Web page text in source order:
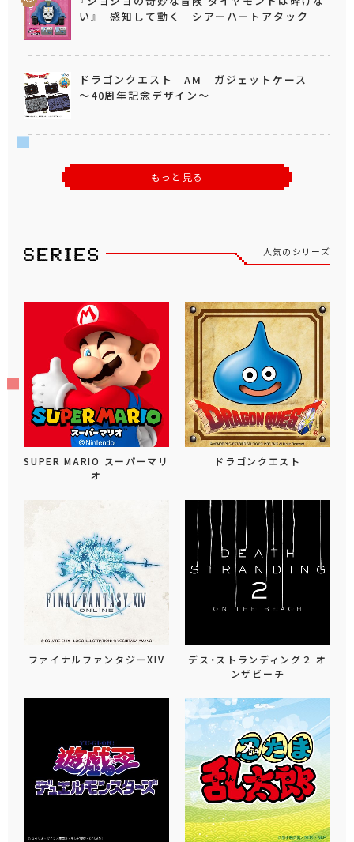
い』 感知して動く シアーハートアタック
ドラゴンクエスト AM ガジェットケース
～40周年記念デザイン～
もっと見る
人気のシリーズ
SUPER MARIO スーパーマリ
オ
ドラゴンクエスト
ファイナルファンタジーXIV
デス・ストランディング２ オ
ンザビーチ